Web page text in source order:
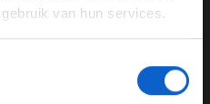
van hun services.
instellingen
(24+)